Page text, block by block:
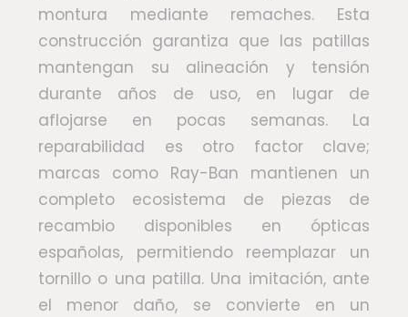
montura mediante remaches. Esta
construcción garantiza que las patillas
mantengan su alineación y tensión
durante años de uso, en lugar de
aflojarse en pocas semanas. La
reparabilidad es otro factor clave;
marcas como Ray-Ban mantienen un
completo ecosistema de piezas de
recambio disponibles en ópticas
españolas, permitiendo reemplazar un
tornillo o una patilla. Una imitación, ante
el menor daño, se convierte en un